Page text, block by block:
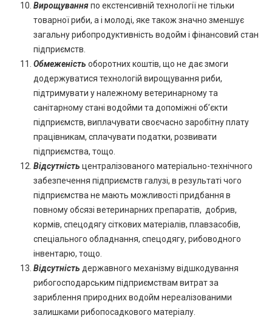
Вирощуванняпо екстенсивній технології не тільки
товарної риби, а і молоді, яке також значно зменшує
загальну рибопродуктивність водойм і фінансовий стан
підприємств.
Обмеженість оборотних коштів, що не дає змоги
додержуватися технологій вирощування риби,
підтримувати у належному ветеринарному та
санітарному стані водойми та допоміжні об’єкти
підприємств, виплачувати своєчасно заробітну плату
працівникам, сплачувати податки, розвивати
підприємства, тощо.
Відсутність централізованого матеріально-технічного
забезпечення підприємств галузі, в результаті чого
підприємства не мають можливості придбання в
повному обсязі ветеринарних препаратів, добрив,
кормів, спецодягу сіткових матеріалів, плавзасобів,
спеціального обладнання, спецодягу, рибоводного
інвентарю, тощо.
Відсутність державного механізму відшкодування
рибогосподарським підприємствам витрат за
зариблення природних водойм нереалізованими
залишками рибопосадкового матеріалу.